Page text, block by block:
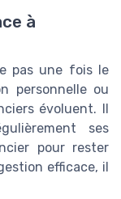
à
pas une fois le
personnelle ou
évoluent. Il
ses
pour rester
efficace, il